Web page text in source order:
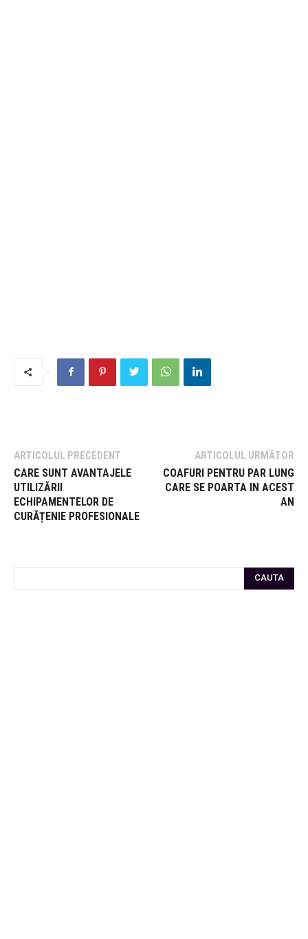
ARTICOLUL PRECEDENT
CARE SUNT AVANTAJELE
UTILIZĂRII
ECHIPAMENTELOR DE
CURĂȚENIE PROFESIONALE
ARTICOLUL URMĂTOR
COAFURI PENTRU PAR LUNG
CARE SE POARTA IN ACEST
AN
CAUTA